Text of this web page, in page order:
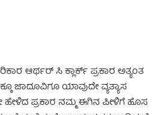
ಆರ್ಥರ್ ಸಿ ಕ್ಲಾರ್ಕ್ ಪ್ರಕಾರ ಅತ್ಯಂತ
ಜಾದೂವಿಗೂ ಯಾವುದೇ ವ್ಯತ್ಯಾಸ
ಹೇಳಿದ ಪ್ರಕಾರ ನಮ್ಮ ಈಗಿನ ಪೀಳಿಗೆ ಹೊಸ